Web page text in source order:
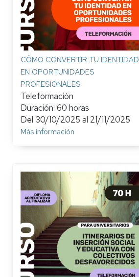
CÓMO CONVERTIR TU IDENTIDAD
EN OPORTUNIDADES
PROFESIONALES
Teleformación
Duración: 60 horas
Del 30/10/2025 al 21/11/2025
Más información